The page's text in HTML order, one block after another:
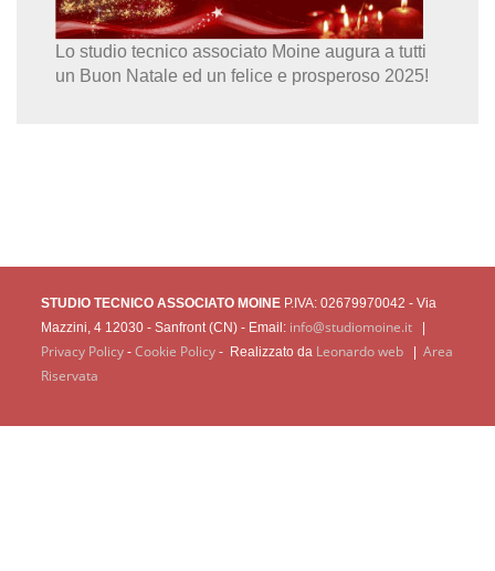
Lo studio tecnico associato Moine augura a tutti
un Buon Natale ed un felice e prosperoso 2025!
STUDIO TECNICO ASSOCIATO MOINE P.IVA: 02679970042 - Via
Mazzini, 4 12030 - Sanfront (CN) - Email: info@studiomoine.it |
Privacy Policy - Cookie Policy - Realizzato da Leonardo web | Area
Riservata